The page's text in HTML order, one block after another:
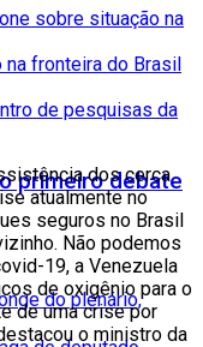
primeiro debate
sobre situação na
na fronteira do Brasil
de pesquisas da
dos cerca
atualmente no
seguros no Brasil
Não podemos
19, a Venezuela
de oxigênio para o
de uma crise por
o ministro da